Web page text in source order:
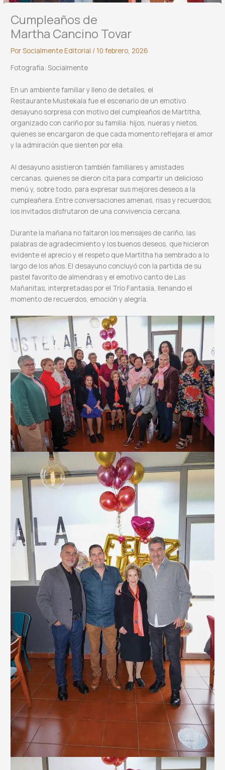
Cumpleaños de
Martha Cancino Tovar
PorSocialmente Editorial / 10 febrero, 2026
Fotografía: Socialmente
En un ambiente familiar y lleno de detalles, el
Restaurante Mustekala fue el escenario de un emotivo
desayuno sorpresa con motivo del cumpleaños de Martitha,
organizado con cariño por su familia: hijos, nueras y nietos,
quienes se encargaron de que cada momento reflejara el amor
y la admiración que sienten por ella.
Al desayuno asistieron también familiares y amistades
cercanas, quienes se dieron cita para compartir un delicioso
menú y, sobre todo, para expresar sus mejores deseos a la
cumpleañera. Entre conversaciones amenas, risas y recuerdos,
los invitados disfrutaron de una convivencia cercana.
Durante la mañana no faltaron los mensajes de cariño, las
palabras de agradecimiento y los buenos deseos, que hicieron
evidente el aprecio y el respeto que Martitha ha sembrado a lo
largo de los años. El desayuno concluyó con la partida de su
pastel favorito de almendras y el emotivo canto de Las
Mañanitas, interpretadas por el Trío Fantasía, llenando el
momento de recuerdos, emoción y alegría.